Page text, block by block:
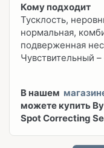
Кому подходит
Тусклость,
нормальная,
подверженная
Чувствительный
В нашем
можете купить
Spot Correcting